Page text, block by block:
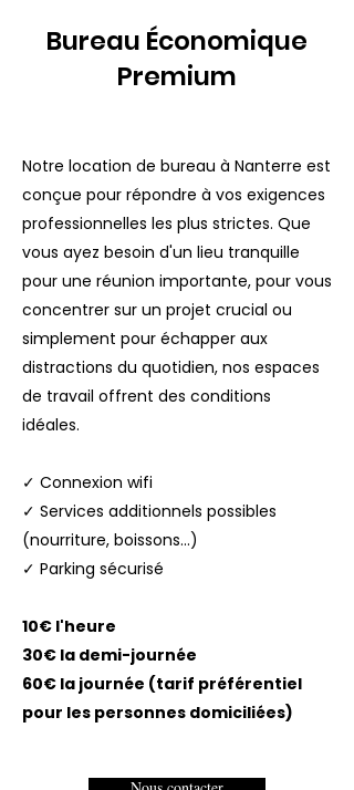
Bureau Économique
Premium
Notre location de bureau à Nanterre est
conçue pour répondre à vos exigences
professionnelles les plus strictes. Que
vous ayez besoin d'un lieu tranquille
pour une réunion importante, pour vous
concentrer sur un projet crucial ou
simplement pour échapper aux
distractions du quotidien, nos espaces
de travail offrent des conditions
idéales.
✓ Connexion wifi
✓ Services additionnels possibles
(nourriture, boissons...)
✓ Parking sécurisé
10€ l'heure
30€ la demi-journée
60€ la journée (tarif préférentiel
pour les personnes domiciliées)